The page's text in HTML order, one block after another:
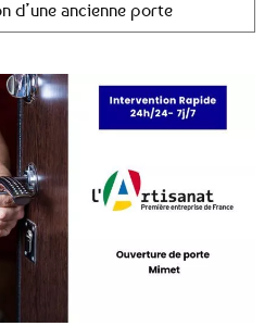
d’une ancienne porte